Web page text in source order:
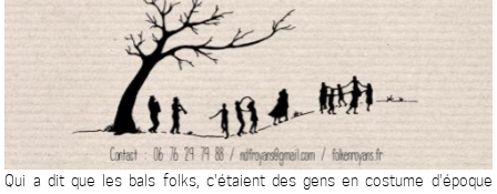
Qui a dit que les bals folks, c'étaient des gens en costume d'époque